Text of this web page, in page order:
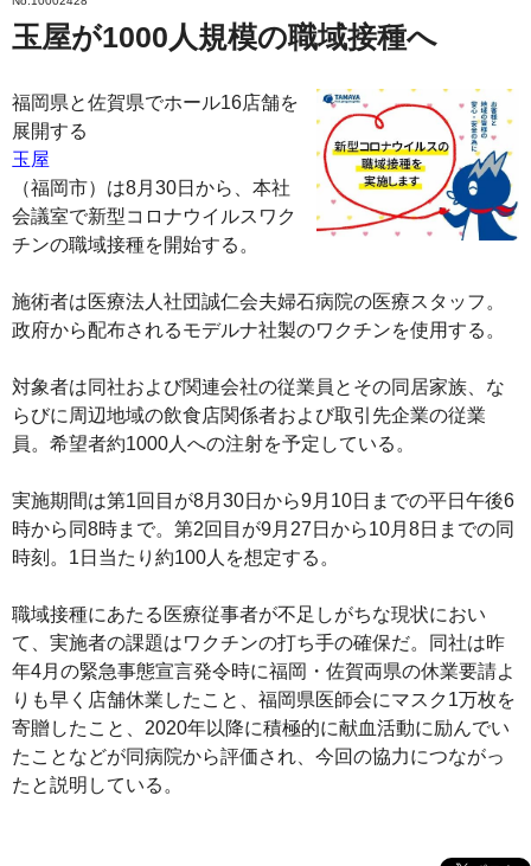
玉屋が1000人規模の職域接種へ
福岡県と佐賀県でホール16店舗を
展開する
玉屋
（福岡市）は8月30日から、本社
会議室で新型コロナウイルスワク
チンの職域接種を開始する。
施術者は医療法人社団誠仁会夫婦石病院の医療スタッフ。
政府から配布されるモデルナ社製のワクチンを使用する。
対象者は同社および関連会社の従業員とその同居家族、な
らびに周辺地域の飲食店関係者および取引先企業の従業
員。希望者約1000人への注射を予定している。
実施期間は第1回目が8月30日から9月10日までの平日午後6
時から同8時まで。第2回目が9月27日から10月8日までの同
時刻。1日当たり約100人を想定する。
職域接種にあたる医療従事者が不足しがちな現状におい
て、実施者の課題はワクチンの打ち手の確保だ。同社は昨
年4月の緊急事態宣言発令時に福岡・佐賀両県の休業要請よ
りも早く店舗休業したこと、福岡県医師会にマスク1万枚を
寄贈したこと、2020年以降に積極的に献血活動に励んでい
たことなどが同病院から評価され、今回の協力につながっ
たと説明している。